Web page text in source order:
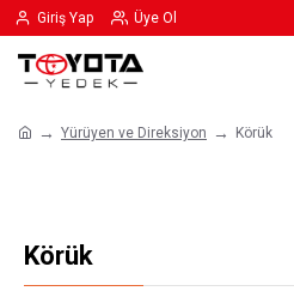
Giriş Yap Üye Ol
Yürüyen ve Direksiyon Körük
Körük